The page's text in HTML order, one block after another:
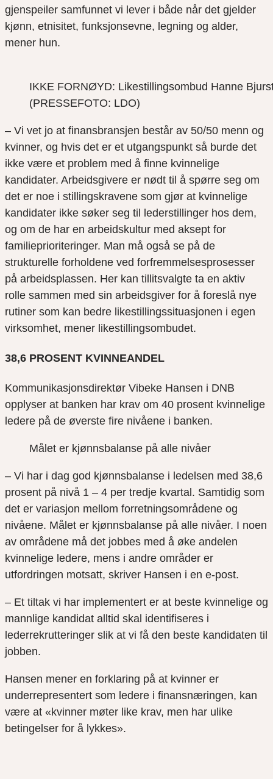
gjenspeiler samfunnet vi lever i både når det gjelder
kjønn, etnisitet, funksjonsevne, legning og alder,
mener hun.
IKKE FORNØYD: Likestillingsombud Hanne
(PRESSEFOTO: LDO)
– Vi vet jo at finansbransjen består av 50/50 menn og
kvinner, og hvis det er et utgangspunkt så burde det
ikke være et problem med å finne kvinnelige
kandidater. Arbeidsgivere er nødt til å spørre seg om
det er noe i stillingskravene som gjør at kvinnelige
kandidater ikke søker seg til lederstillinger hos dem,
og om de har en arbeidskultur med aksept for
familieprioriteringer. Man må også se på de
strukturelle forholdene ved forfremmelsesprosesser
på arbeidsplassen. Her kan tillitsvalgte ta en aktiv
rolle sammen med sin arbeidsgiver for å foreslå nye
rutiner som kan bedre likestillingssituasjonen i egen
virksomhet, mener likestillingsombudet.
38,6 PROSENT KVINNEANDEL
Kommunikasjonsdirektør Vibeke Hansen i DNB
opplyser at banken har krav om 40 prosent kvinnelige
ledere på de øverste fire nivåene i banken.
Målet er kjønnsbalanse på alle nivåer
– Vi har i dag god kjønnsbalanse i ledelsen med 38,6
prosent på nivå 1 – 4 per tredje kvartal. Samtidig som
det er variasjon mellom forretningsområdene og
nivåene. Målet er kjønnsbalanse på alle nivåer. I noen
av områdene må det jobbes med å øke andelen
kvinnelige ledere, mens i andre områder er
utfordringen motsatt, skriver Hansen i en e-post.
– Et tiltak vi har implementert er at beste kvinnelige og
mannlige kandidat alltid skal identifiseres i
lederrekrutteringer slik at vi få den beste kandidaten til
jobben.
Hansen mener en forklaring på at kvinner er
underrepresentert som ledere i finansnæringen, kan
være at «kvinner møter like krav, men har ulike
betingelser for å lykkes».